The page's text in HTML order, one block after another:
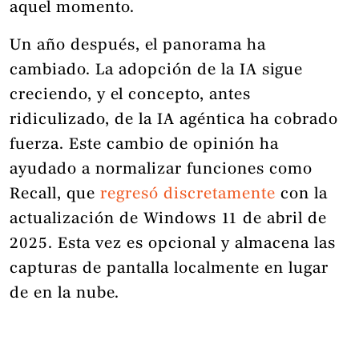
aquel momento.
Un año después, el panorama ha
cambiado. La adopción de la IA sigue
creciendo, y el concepto, antes
ridiculizado, de la IA agéntica ha cobrado
fuerza. Este cambio de opinión ha
ayudado a normalizar funciones como
Recall, que regresó discretamente con la
actualización de Windows 11 de abril de
2025. Esta vez es opcional y almacena las
capturas de pantalla localmente en lugar
de en la nube.